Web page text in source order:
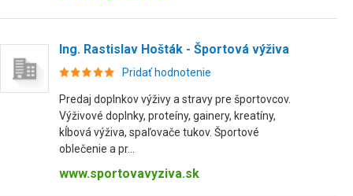
Ing. Rastislav Hošták - Športová výživa
Pridať hodnotenie
Predaj doplnkov výživy a stravy pre športovcov.
Výživové doplnky, proteíny, gainery, kreatíny,
kĺbová výživa, spaľovače tukov. Športové
oblečenie a pr...
www.sportovavyziva.sk